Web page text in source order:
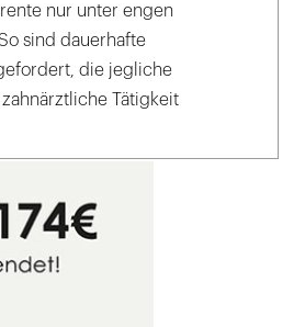
nur unter engen
sind dauerhafte
die jegliche
Tätigkeit